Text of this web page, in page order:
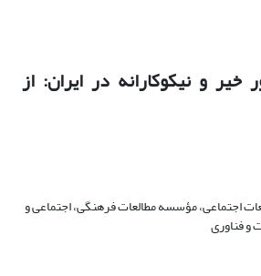
و نیکوکارانه در ایران‌: از
اجتماعی، مؤسسه مطالعات فرهنگی، اجتماعی و
و فناوری